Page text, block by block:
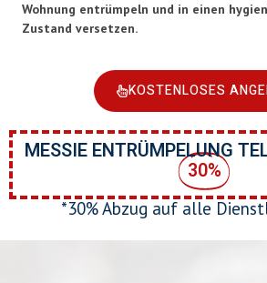
Wohnung entrümpeln und in einen
Zustand versetzen.
KOSTENLOSES
MESSIE ENTRÜMPELUNG
30%
*30% Abzug auf alle